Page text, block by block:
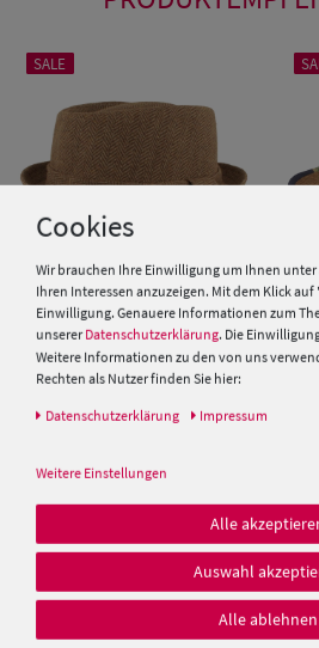
SALE
Diamond Stoffhut klassisches
Fischgrät-Muster von Hut-
Breiter
29,99 €
mit
SALE
Cookies
Wir brauchen Ihre Einwilligung um Ihnen
Ihren Interessen anzuzeigen. Mit dem Klick auf
Einwilligung. Genauere Informationen zum
unsererDatenschutzerklärung. Die
Weitere Informationen zu den von uns
Rechten als Nutzer finden Sie hier:
Daten­schutz­erklärung Impressum
Weitere Einstellungen
Alle
Auswahl
Alle ablehnen